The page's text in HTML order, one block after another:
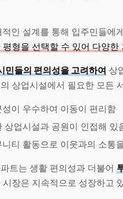
인 설계를 통해 입주민들에
형을 선택할 수 있어 다양
민들의 편의성을 고려하여 상
상업시설에서 필요한 모든
이 우수하여 이동이 편리함
상업시설과 공원이 인접해 있
티 활동으로 이웃과의 소통
트는 생활 편의성과 더불어
장은 지속적으로 성장하고